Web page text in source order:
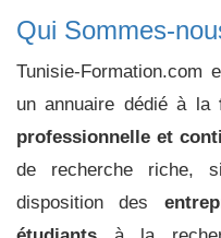
Qui Sommes-
Tunisie-Formation.com
un annuaire dédié à la
professionnelle et
de recherche riche,
disposition des